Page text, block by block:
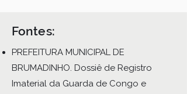
Fontes:
PREFEITURA MUNICIPAL DE
BRUMADINHO. Dossiê de Registro
Imaterial da Guarda de Congo e